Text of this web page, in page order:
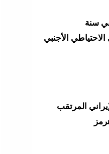
سنة
الأجنبي
المرتقب